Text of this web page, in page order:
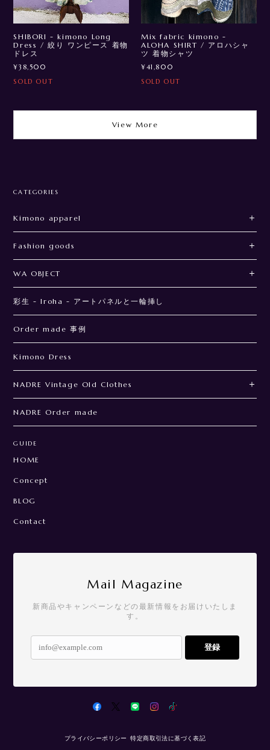
SHIBORI - kimono Long
Dress / 絞り ワンピース 着物
ドレス
¥38,500
SOLD OUT
Mix fabric kimono -
ALOHA SHIRT / アロハシャ
ツ 着物シャツ
¥41,800
SOLD OUT
View More
CATEGORIES
Kimono apparel
Fashion goods
WA OBJECT
彩生 - Iroha - アートパネルと一輪挿し
Order made 事例
Kimono Dress
NADRE Vintage Old Clothes
NADRE Order made
GUIDE
HOME
Concept
BLOG
Contact
Mail Magazine
新商品やキャンペーンなどの最新情報をお届けいたしま
す。
登録
プライバシーポリシー 特定商取引法に基づく表記